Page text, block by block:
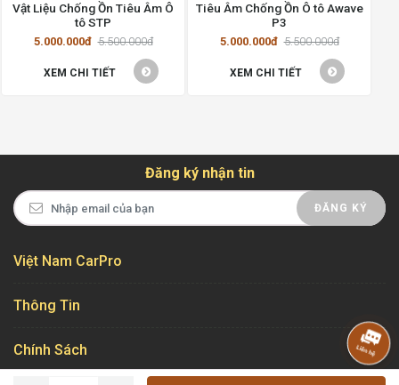
Vật Liệu Chống Ồn Tiêu Âm Ô
tô STP
5.000.000đ 5.500.000đ
XEM CHI TIẾT
Tiêu Âm Chống Ồn Ô tô Awave
P3
5.000.000đ 5.500.000đ
XEM CHI TIẾT
Đăng ký nhận tin
ĐĂNG KÝ
Việt Nam CarPro
Thông Tin
Chính Sách